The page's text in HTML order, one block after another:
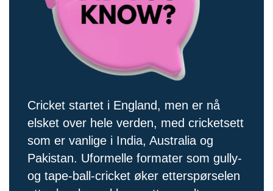
Cricket startet i England, men er nå
elsket over hele verden, med cricketsett
som er vanlige i India, Australia og
Pakistan. Uformelle formater som gully-
og tape-ball-cricket øker etterspørselen